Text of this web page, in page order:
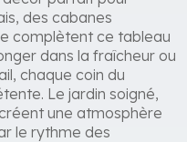
des cabanes
complètent ce tableau
dans la fraîcheur ou
chaque coin du
Le jardin soigné,
une atmosphère
le rythme des